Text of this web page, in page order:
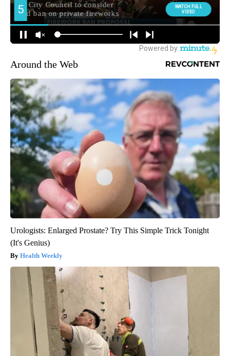
Around the Web
Urologists: Enlarged Prostate? Try This Simple Trick Tonight
(It's Genius)
Health Weekly